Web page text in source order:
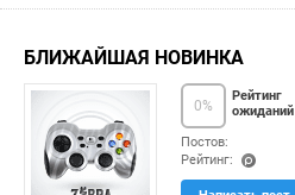
БЛИЖАЙШАЯ НОВИНКА
0%
Рейтинг
ожиданий
Постов:
Рейтинг:
(po